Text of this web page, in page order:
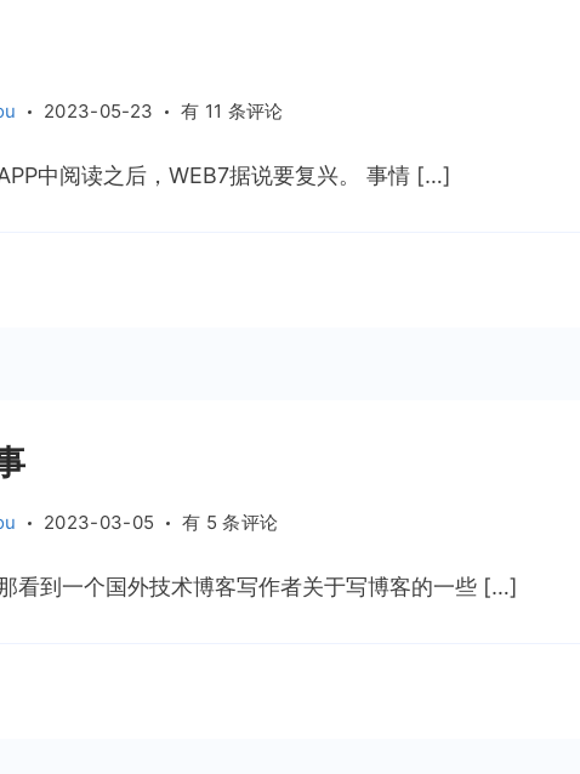
2023-05-23
WEB
兴
有 11 条评论
中阅读之后，WEB7据说要复兴。 事情 […]
2023-03-05
写
的
有 5 条评论
看到一个国外技术博客写作者关于写博客的一些 […]